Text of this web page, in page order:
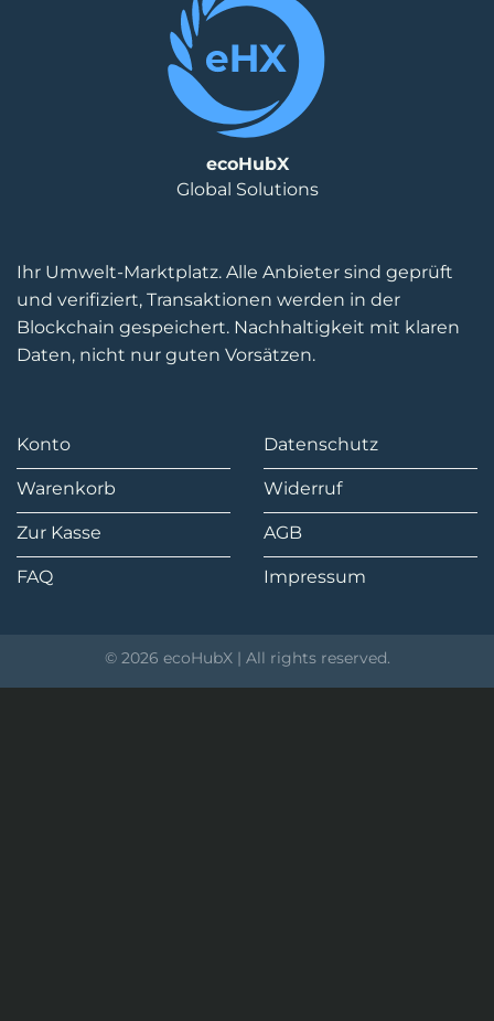
Ihr Umwelt-Marktplatz. Alle Anbieter sind geprüft
und verifiziert, Transaktionen werden in der
Blockchain gespeichert. Nachhaltigkeit mit klaren
Daten, nicht nur guten Vorsätzen.
Konto
Warenkorb
Zur Kasse
FAQ
Datenschutz
Widerruf
AGB
Impressum
ecoHubX
Global Solutions
© 2026 ecoHubX | All rights reserved.